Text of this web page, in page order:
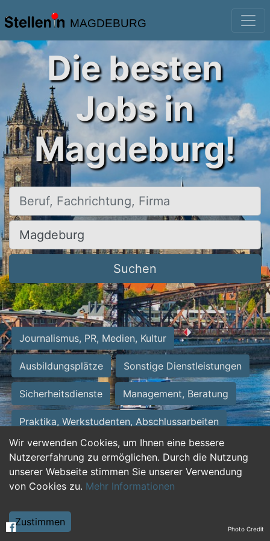
MAGDEBURG
Wir verwenden Cookies, um Ihnen eine bessere
Nutzererfahrung zu ermöglichen. Durch die Nutzung
unserer Webseite stimmen Sie unserer Verwendung
von Cookies zu. Mehr Informationen
Zustimmen
Die besten
Jobs in
Magdeburg!
Beruf, Fachrichtung, Firma
Ort, Stadt
Suchen
Journalismus, PR, Medien, Kultur
Ausbildungsplätze Sonstige Dienstleistungen
Sicherheitsdienste Management, Beratung
Praktika, Werkstudenten, Abschlussarbeiten
Personalwesen Assistenz, Sekretariat
Hilfskräfte, Aushilfs- und Nebenjobs
Weiterbildung, Studium, duale Ausbildung Photo Credit